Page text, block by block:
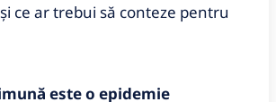
ce ar trebui să conteze pentru
este o epidemie